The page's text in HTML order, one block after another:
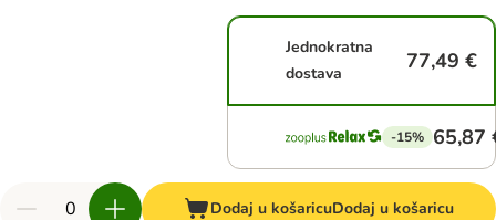
Jednokratna
dostava
77,49 €
-15% 65,87
Dodaj u košaricuDodaj u košaricu